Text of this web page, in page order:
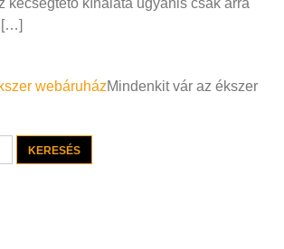
kecsegtető kínálata ugyanis csak arra
[…]
webáruházMindenkit vár az ékszer